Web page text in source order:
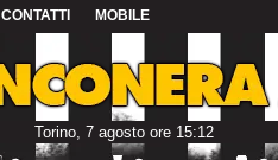
CONTATTI MOBILE
Torino, 7 agosto ore 15:12